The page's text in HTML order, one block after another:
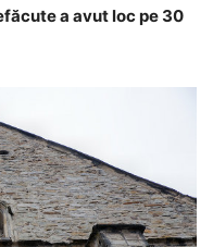
a avut loc pe 30